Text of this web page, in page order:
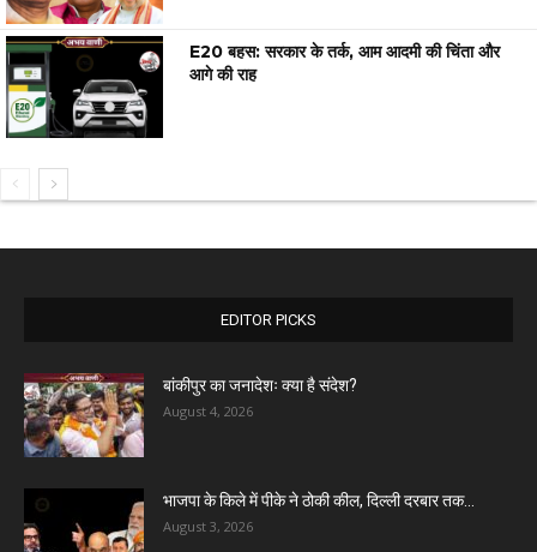
E20 बहस: सरकार के तर्क, आम आदमी की चिंता और
आगे की राह
EDITOR PICKS
बांकीपुर का जनादेशः क्या है संदेश?
August 4, 2026
भाजपा के किले में पीके ने ठोकी कील, दिल्ली दरबार तक...
August 3, 2026